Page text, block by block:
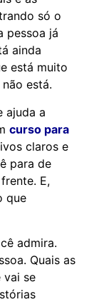
só o
pessoa já
ainda
está muito
está.
ajuda a
curso para
claros e
para de
E,
que
admira.
Quais as
vai se